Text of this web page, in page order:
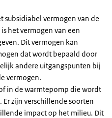
subsidiabel vermogen van de
het vermogen van een
Dit vermogen kan
dat wordt bepaald door
andere uitgangspunten bij
vermogen.
in de warmtepomp die wordt
zijn verschillende soorten
impact op het milieu. Dit